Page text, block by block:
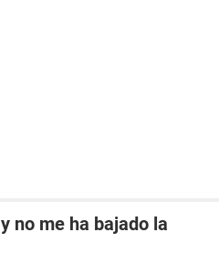
no me ha bajado la